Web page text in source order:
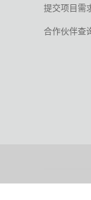
提交项目需
合作伙伴查